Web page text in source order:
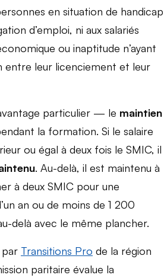
en situation de handicap
d’emploi, ni aux salariés
ou inaptitude n’ayant
entre leur licenciement et leur
particulier — le maintien
la formation. Si le salaire
ou égal à deux fois le SMIC, il
. Au-delà, il est maintenu à
à deux SMIC pour une
an ou de moins de 1 200
delà avec le même plancher.
Transitions Pro de la région
paritaire évalue la